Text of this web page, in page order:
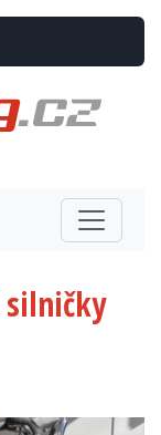
silničky